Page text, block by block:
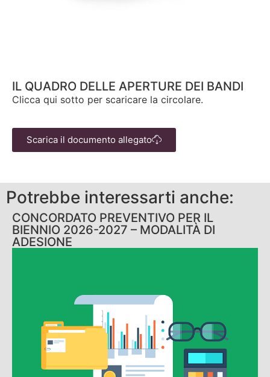
IL QUADRO DELLE APERTURE DEI BANDI
Clicca qui sotto per scaricare la circolare.
Scarica il documento allegato
Potrebbe interessarti anche:
CONCORDATO PREVENTIVO PER IL
BIENNIO 2026-2027 – MODALITÀ DI
ADESIONE